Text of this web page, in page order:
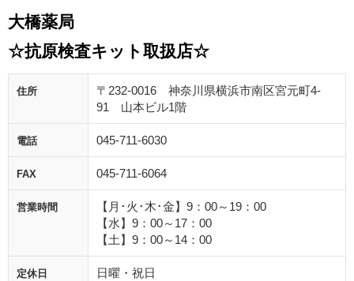
大橋薬局
☆抗原検査キット取扱店☆
住所
〒232-0016 神奈川県横浜市南区宮元町4-
91 山本ビル1階
電話 045-711-6030
FAX 045-711-6064
営業時間
【月･火･木･金】9：00～19：00
【水】9：00～17：00
【土】9：00～14：00
定休日 日曜・祝日